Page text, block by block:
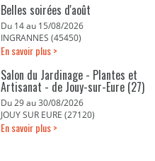
Belles soirées d'août
Du 14 au 15/08/2026
INGRANNES (45450)
En savoir plus >
Salon du Jardinage - Plantes et
Artisanat - de Jouy-sur-Eure (27)
Du 29 au 30/08/2026
JOUY SUR EURE (27120)
En savoir plus >